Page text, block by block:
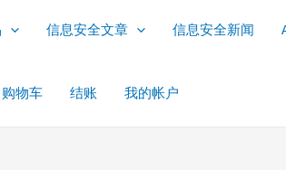
信息安全文章 信息安全新闻
购物车 结账 我的帐户